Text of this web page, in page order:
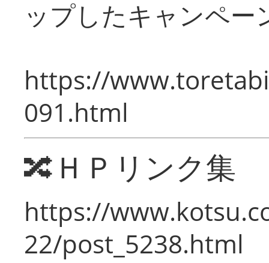
ップしたキャンペー
https://
091.html
🔀ＨＰリンク集
https://
22/post_5238.html